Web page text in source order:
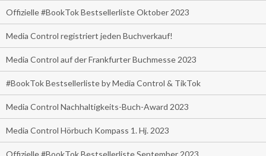
Offizielle #BookTok Bestsellerliste Oktober 2023
Media Control registriert jeden Buchverkauf!
Media Control auf der Frankfurter Buchmesse 2023
#BookTok Bestsellerliste by Media Control & TikTok
Media Control Nachhaltigkeits-Buch-Award 2023
Media Control Hörbuch Kompass 1. Hj. 2023